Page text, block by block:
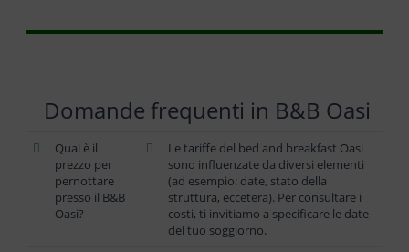
Domande frequenti in B&B Oasi
Qual è il
prezzo per
pernottare
presso il B&B
Oasi?
Le tariffe del bed and breakfast Oasi
sono influenzate da diversi elementi
(ad esempio: date, stato della
struttura, eccetera). Per consultare i
costi, ti invitiamo a specificare le date
del tuo soggiorno.